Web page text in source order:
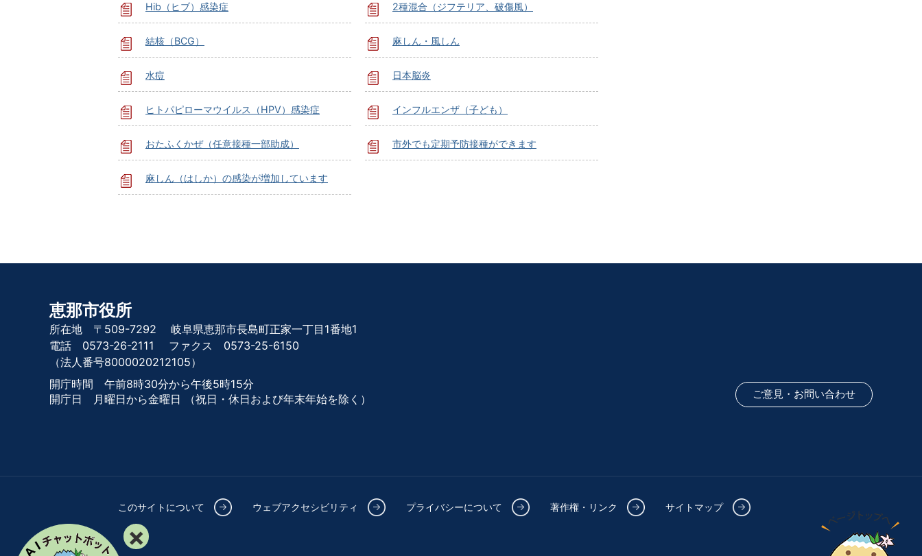
Hib（ヒブ）感染症 2種混合（ジフテリア、破傷風）
結核（BCG） 麻しん・風しん
水痘 日本脳炎
ヒトパピローマウイルス（HPV）感染症 インフルエンザ（子ども）
おたふくかぜ（任意接種一部助成） 市外でも定期予防接種ができます
麻しん（はしか）の感染が増加しています
恵那市役所
所在地 〒509-7292
岐阜県恵那市長島町正家一丁目1番地1
電話 0573-26-2111
ファクス 0573-25-6150
（法人番号8000020212105）
開庁時間 午前8時30分から午後5時15分
開庁日 月曜日から金曜日
（祝日・休日および年末年始を除く） ご意見・お問い合わせ
このサイトについて ウェブアクセシビリティ プライバシーについて 著作権・リンク サイトマップ
×